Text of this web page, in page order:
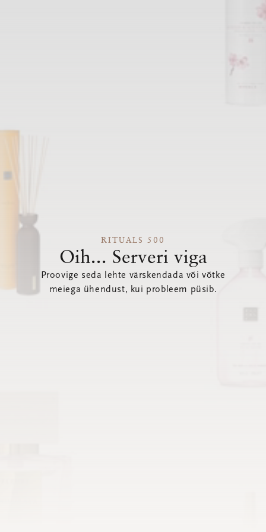
RITUALS 500
Oih... Serveri viga
Proovige seda lehte värskendada või võtke
meiega ühendust, kui probleem püsib.